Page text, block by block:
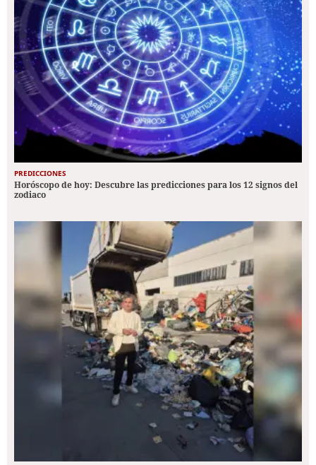
PREDICCIONES
Horóscopo de hoy: Descubre las predicciones para los 12 signos del
zodiaco